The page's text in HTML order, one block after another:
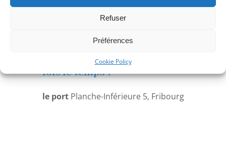
Refuser
Préférences
Cookie Policy
dimanche 23 août 2026 | 18:00
Contes à rebours, s’il était une
fois le temps ?
le port Planche-Inférieure 5, Fribourg